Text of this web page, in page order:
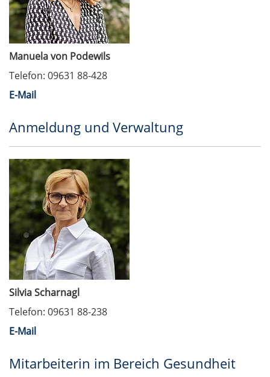
Manuela von Podewils
Telefon: 09631 88-428
E-Mail
Anmeldung und Verwaltung
Silvia Scharnagl
Telefon: 09631 88-238
E-Mail
Mitarbeiterin im Bereich Gesundheit